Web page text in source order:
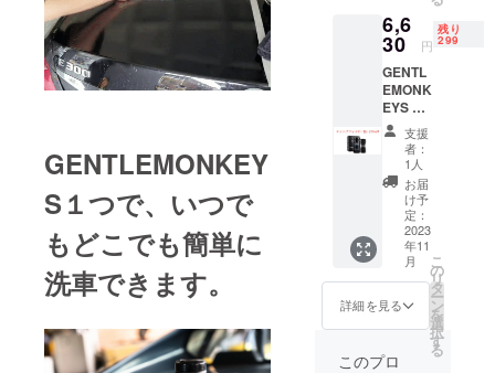
GENTLEMONKEY
S１つで、いつで
もどこでも簡単に
洗車できます。
6,6
30 円
残り
299
GENTL
EMONK
EYS 45
SET ×１
一般販
売価格
7800円
（税
込)→69
40円(税
込・送
料込)
支援
者：
1人
お届
け予
定：
2023
年11
月
詳細を見る
こ
の
リ
タ
ー
ン
を
選
択
す
る
このプロ